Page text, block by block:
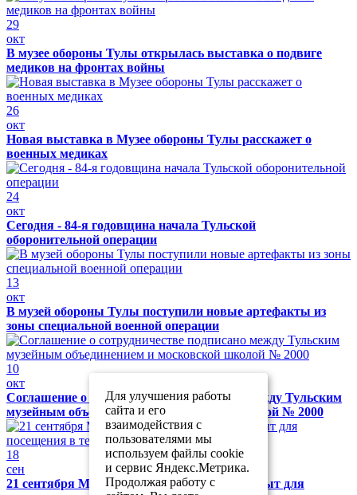
29
окт
В музее обороны Тулы открылась выставка о подвиге
медиков на фронтах войны
26
окт
Новая выставка в Музее обороны Тулы расскажет о
военных медиках
24
окт
Сегодня - 84-я годовщина начала Тульской
оборонительной операции
13
окт
В музей обороны Тулы поступили новые артефакты из
зоны специальной военной операции
10
окт
Соглашение о сотрудничестве подписано между Тульским
музейным объединением и московской школой № 2000
18
сен
21 сентября Музей обороны Тулы будет закрыт для
Для улучшения работы
сайта и его
взаимодействия с
пользователями мы
используем файлы cookie
и сервис Яндекс.Метрика.
Продолжая работу с